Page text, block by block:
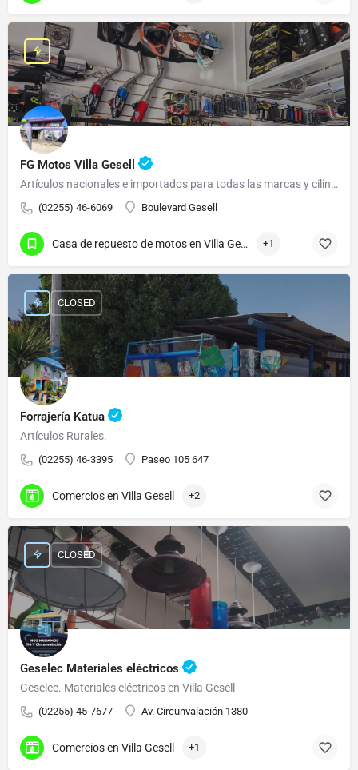
FG Motos Villa Gesell
Artículos nacionales e importados para todas las marcas y cilindradas.
(02255) 46-6069 Boulevard Gesell
Casa de repuesto de motos en Villa Gesell +1
Forrajería Katua
Artículos Rurales.
(02255) 46-3395 Paseo 105 647
CLOSED
Comercios en Villa Gesell +2
Geselec Materiales eléctricos
Geselec. Materiales eléctricos en Villa Gesell
(02255) 45-7677 Av. Circunvalación 1380
CLOSED
Comercios en Villa Gesell +1